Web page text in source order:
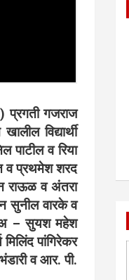
प्रगती गजराज
विद्यार्थी
व रिया
व प्रथमेश शरद
राऊळ व अंतरा
सुनील वारके व
अ – सुयश महेश
पांगिरेकर
व आर. पी.